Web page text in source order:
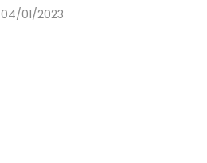
04/01/2023